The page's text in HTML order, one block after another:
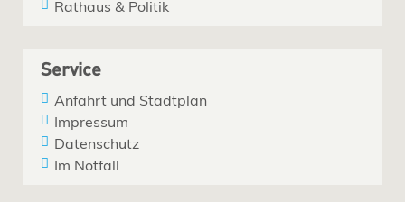
Rathaus & Politik
Service
Anfahrt und Stadtplan
Impressum
Datenschutz
Im Notfall